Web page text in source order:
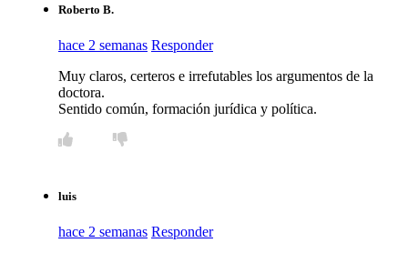
Roberto B.
hace 2 semanas Responder
Muy claros, certeros e irrefutables los argumentos de la
doctora.
Sentido común, formación jurídica y política.
luis
hace 2 semanas Responder